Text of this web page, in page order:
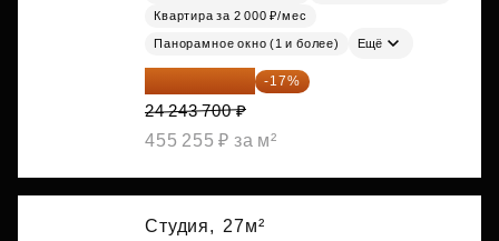
Квартира за 2 000 ₽/мес
Панорамное окно (1 и более) Ещё
20 122 271 ₽ -17%
24 243 700 ₽
455 255 ₽ за м²
Студия, 27м²